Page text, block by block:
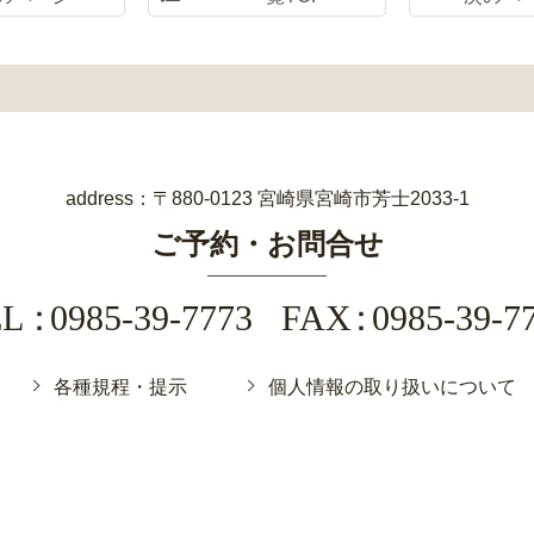
address：〒880-0123 宮崎県宮崎市芳士2033-1
ご予約・お問合せ
0985-39-7773 FAX 0985-39-
各種規程・提示 個人情報の取り扱いについて